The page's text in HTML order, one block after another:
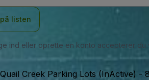
listen
ind eller oprette en konto accepterer du
Creek Parking Lots (InActive) -